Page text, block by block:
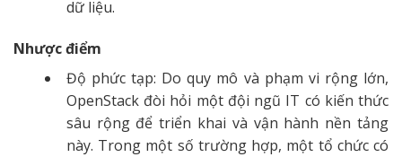
dữ liệu.
Nhược điểm
Độ phức tạp: Do quy mô và phạm vi rộng lớn,
OpenStack đòi hỏi một đội ngũ IT có kiến thức
sâu rộng để triển khai và vận hành nền tảng
này. Trong một số trường hợp, một tổ chức có